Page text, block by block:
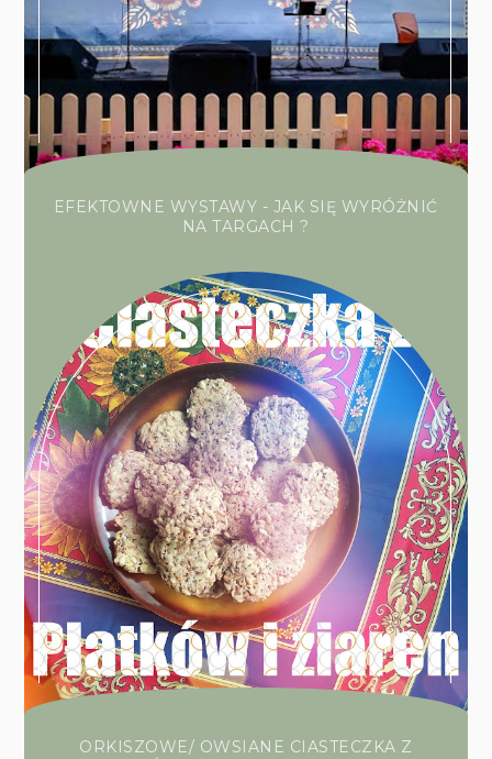
EFEKTOWNE WYSTAWY - JAK SIĘ WYRÓŻNIĆ
NA TARGACH ?
ORKISZOWE/ OWSIANE CIASTECZKA Z